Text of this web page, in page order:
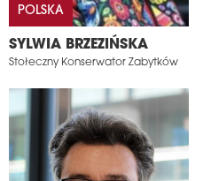
POLSKA
SYLWIA BRZEZIŃSKA
Stołeczny Konserwator Zabytków